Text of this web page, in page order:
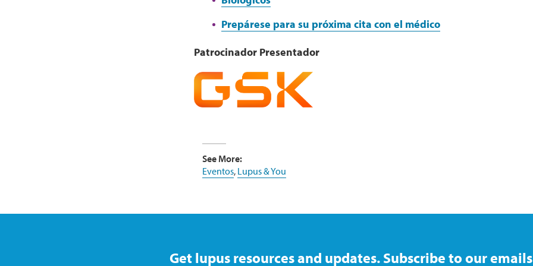
Prepárese para su próxima cita con el médico
Patrocinador Presentador
See More:
Eventos, Lupus & You
Get lupus resources and updates. Subscribe to our